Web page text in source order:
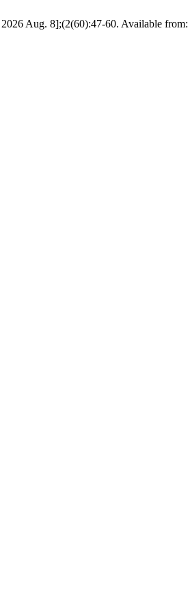
Aug. 8];(2(60):47-60. Available from: